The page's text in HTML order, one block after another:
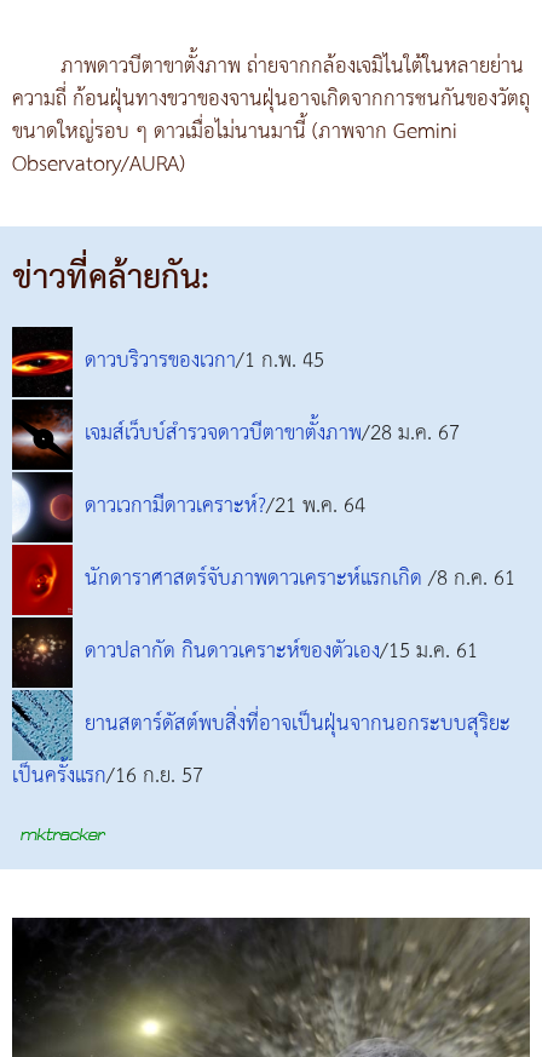
ภาพดาวบีตาขาตั้งภาพ ถ่ายจากกล้องเจมิไนใต้ในหลายย่าน
ความถี่ ก้อนฝุ่นทางขวาของจานฝุ่นอาจเกิดจากการชนกันของวัตถุ
ขนาดใหญ่รอบ ๆ ดาวเมื่อไม่นานมานี้ (ภาพจาก Gemini
Observatory/AURA)
ข่าวที่คล้ายกัน:
ดาวบริวารของเวกา/1 ก.พ. 45
เจมส์เว็บบ์สำรวจดาวบีตาขาตั้งภาพ/28 ม.ค. 67
ดาวเวกามีดาวเคราะห์?/21 พ.ค. 64
นักดาราศาสตร์จับภาพดาวเคราะห์แรกเกิด/8 ก.ค. 61
ดาวปลากัด กินดาวเคราะห์ของตัวเอง/15 ม.ค. 61
ยานสตาร์ดัสต์พบสิ่งที่อาจเป็นฝุ่นจากนอกระบบสุริยะ
เป็นครั้งแรก/16 ก.ย. 57